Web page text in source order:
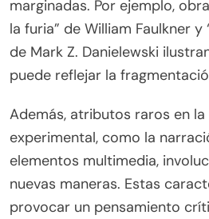
marginadas. Por ejemplo,
la furia” de William Faulkner y
de Mark Z. Danielewski
puede reflejar la
Además, atributos raros en
experimental, como la
elementos multimedia,
nuevas maneras. Estas
provocar un pensamiento